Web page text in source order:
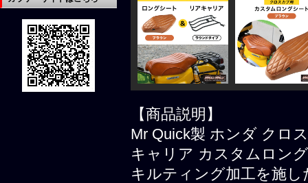
【商品説明】
Mr Quick製 ホンダ クロ
キャリア カスタムロン
キルティング加工を施